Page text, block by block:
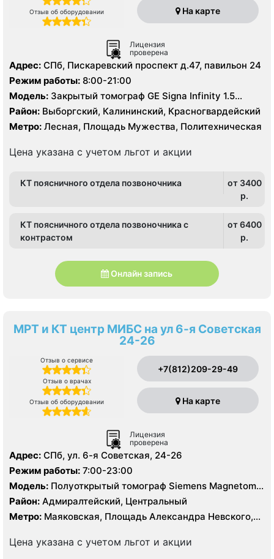
Отзыв об оборудовании На карте
Лицензия
проверена
Адрес: СПб, Пискаревский проспект д.47, павильон 24
Режим работы: 8:00-21:00
Модель: Закрытый томограф GE Signa Infinity 1.5
Тесла, КТ Toshiba Aguilion 64 среза, УЗИ
Район: Выборгский, Калининский, Красногвардейский
Метро: Лесная, Площадь Мужества, Политехническая
Цена указана с учетом льгот и акции
КТ поясничного отдела позвоночника
от 3400
p.
КТ поясничного отдела позвоночника с
контрастом
от 6400
p.
Онлайн запись
МРТ и КТ центр МИБС на ул 6-я Советская
24-26
Отзыв о сервисе
Отзыв о врачах
Отзыв об оборудовании
+7(812)209-29-49
На карте
Лицензия
проверена
Адрес: СПб, ул. 6-я Советская, 24-26
Режим работы: 7:00-23:00
Модель: Полуоткрытый томограф Siemens Magnetom
Vida 3T, Закрытый томограф Siemens Magnetom
Essenza 1.5 Тесла, КТ Siemens Sensation 16 срезов
Район: Адмиралтейский, Центральный
Метро: Маяковская, Площадь Александра Невского,
Цена указана с учетом льгот и акции